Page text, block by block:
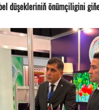
düşekleriniň önümçiligini